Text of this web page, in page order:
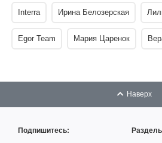
Interra Ирина Белозерская
Egor Team Мария Царенок
Наверх
Подпишитесь: